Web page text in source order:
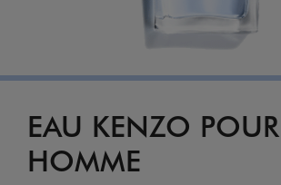
EAU KENZO POUR
HOMME